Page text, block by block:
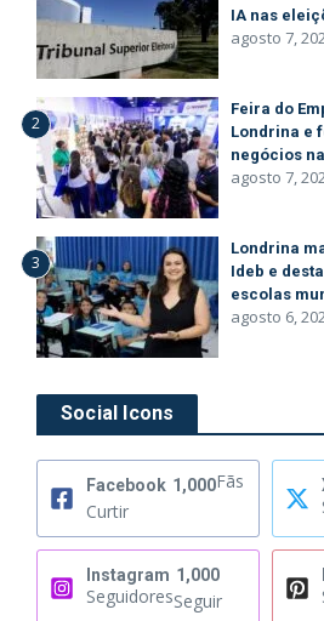
IA nas
agosto 7,
2
Feira do
Londrina e
negócios
agosto 7,
3
Londrina
Ideb e
escolas
agosto 6,
Social Icons
Facebook 1,000Fãs
Curtir
Instagram 1,000
SeguidoresSeguir